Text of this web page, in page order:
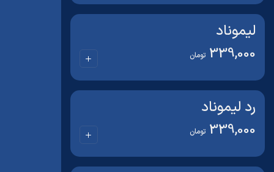
لیموناد
339,000 تومان
رد لیموناد
339,000 تومان